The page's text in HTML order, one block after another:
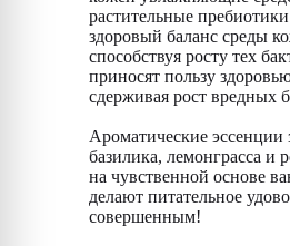
растительные
здоровый баланс среды
способствуя росту тех
приносят пользу
сдерживая рост вредных
Ароматические эссенции
базилика, лемонграсса и
на чувственной основе
делают питательное
совершенным!